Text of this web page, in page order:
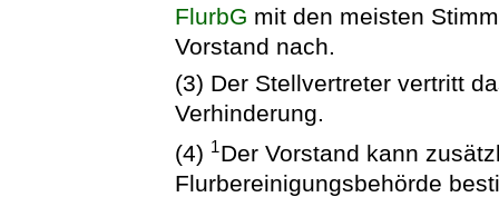
FlurbG mit den meisten
Vorstand nach.
(3) Der Stellvertreter vertritt
Verhinderung.
(4) 1Der Vorstand kann
Flurbereinigungsbehörde